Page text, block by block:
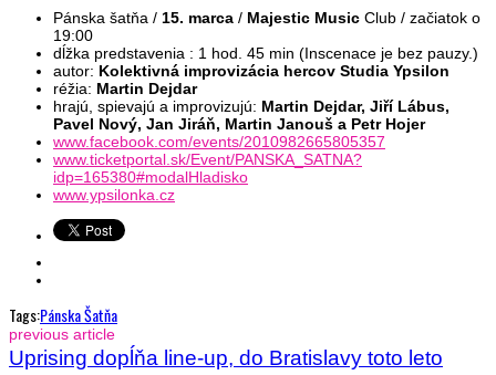
Pánska šatňa / 15. marca / Majestic Music Club / začiatok o
19:00
dĺžka predstavenia : 1 hod. 45 min (Inscenace je bez pauzy.)
autor: Kolektivná improvizácia hercov Studia Ypsilon
réžia: Martin Dejdar
hrajú, spievajú a improvizujú: Martin Dejdar, Jiří Lábus,
Pavel Nový, Jan Jiráň, Martin Janouš a Petr Hojer
www.facebook.com/events/2010982665805357
www.ticketportal.sk/Event/PANSKA_SATNA?
idp=165380#modalHladisko
www.ypsilonka.cz
Tags:Pánska Šatňa
previous article
Uprising dopĺňa line-up, do Bratislavy toto leto